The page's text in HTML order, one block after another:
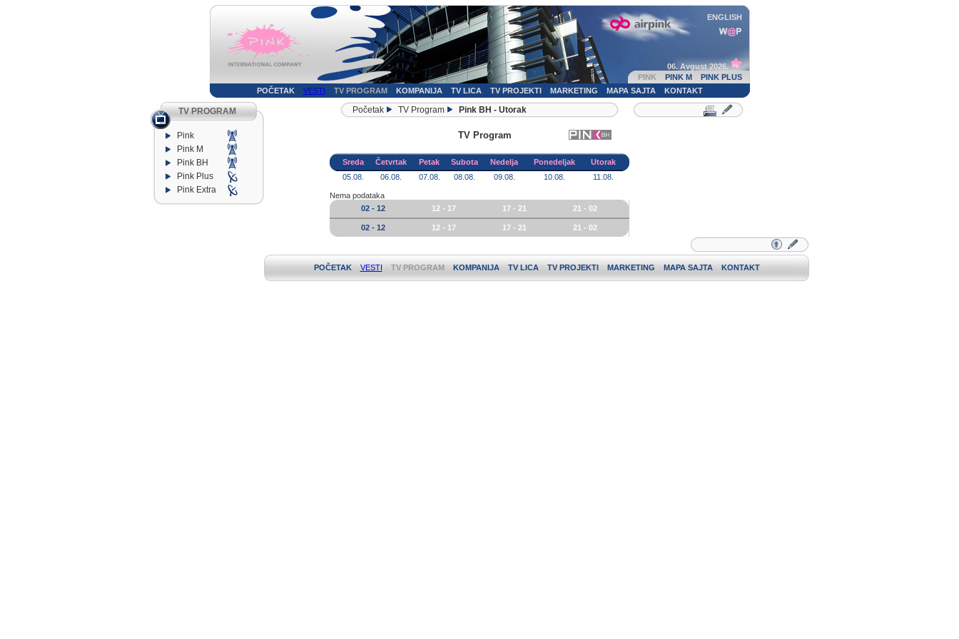
ENGLISH
06. Avgust 2026.
PINK
PINK M
PINK PLUS
POČETAK
VESTI TV PROGRAM KOMPANIJA TV LICA TV PROJEKTI MARKETING MAPA SAJTA KONTAKT
TV PROGRAM
Pink
Pink M
Pink BH
Pink Plus
Pink Extra
Početak TV Program Pink BH - Utorak
TV Program
Sreda Četvrtak Petak Subota Nedelja Ponedeljak
Utorak
05.08.
06.08. 07.08. 08.08. 09.08. 10.08. 11.08.
Nema podataka
02 - 12
12 - 17 17 - 21 21 - 02
02 - 12 12 - 17 17 - 21 21 - 02
POČETAK VESTI TV PROGRAM KOMPANIJA TV LICA TV PROJEKTI MARKETING MAPA SAJTA KONTAKT